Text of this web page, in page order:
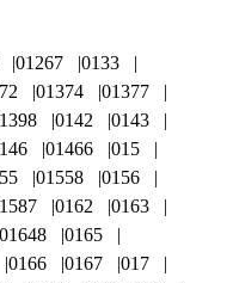
01267
0133
01374
01377
0142
0143
01466
015
01558
0156
0162
0163
01648
0165
0166 0167
017